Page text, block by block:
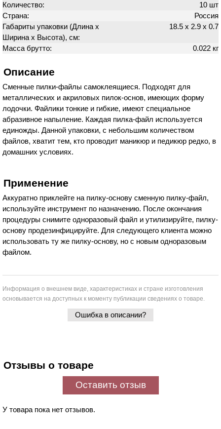
Количество:
10 шт
Страна:
Россия
Габариты упаковки (Длина х
Ширина х Высота), см:
18.5 х 2.9 х 0.7
Масса брутто: 0.022 кг
Описание
Сменные пилки-файлы самоклеящиеся. Подходят для
металлических и акриловых пилок-основ, имеющих форму
лодочки. Файлики тонкие и гибкие, имеют специальное
абразивное напыление. Каждая пилка-файл используется
единожды. Данной упаковки, с небольшим количеством
файлов, хватит тем, кто проводит маникюр и педикюр редко, в
домашних условиях.
Применение
Аккуратно приклейте на пилку-основу сменную пилку-файл,
используйте инструмент по назначению. После окончания
процедуры снимите одноразовый файл и утилизируйте, пилку-
основу продезинфицируйте. Для следующего клиента можно
использовать ту же пилку-основу, но с новым одноразовым
файлом.
Информация о внешнем виде, характеристиках и стране изготовления
основывается на доступных к моменту публикации сведениях о товаре.
Ошибка в описании?
Отзывы о товаре
Оставить отзыв
У товара пока нет отзывов.